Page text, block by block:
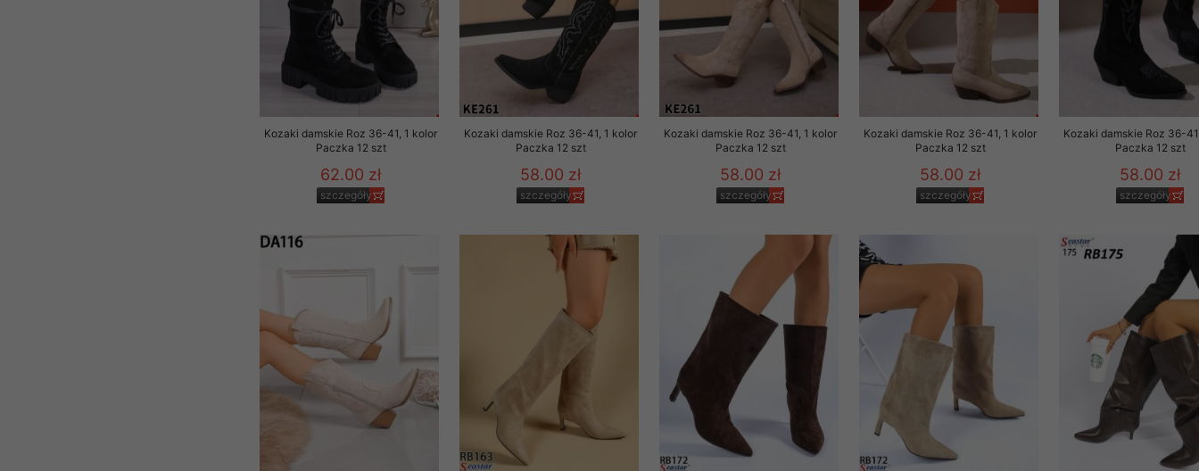
Kozaki damskie Roz 36-41, 1 kolor
Paczka 12 szt
62.00 zł
szczegóły
Kozaki damskie Roz 36-41, 1 kolor
Paczka 12 szt
58.00 zł
szczegóły
Kozaki damskie Roz 36-41, 1 kolor
Paczka 12 szt
58.00 zł
szczegóły
Kozaki damskie Roz 36-41, 1 kolor
Paczka 12 szt
58.00 zł
szczegóły
Kozaki damskie Roz 36-
Paczka 12 szt
58.00 zł
szczegóły